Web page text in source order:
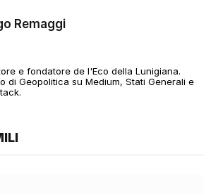
Remaggi
e fondatore de l'Eco della Lunigiana.
di Geopolitica su Medium, Stati Generali e